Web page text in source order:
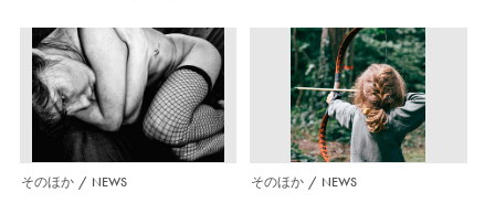
そのほか NEWS そのほか NEWS